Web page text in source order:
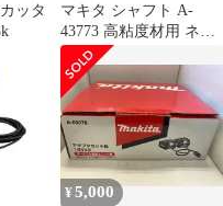
ッタ
マキタ シャフト A-
43773 高粘度材用 ネジ
込み式 M12 カクハン機
用 makita 正規品 純正品
撹拌機 撹拌 かくはん機
かくはん アクセサリ ア
タッチメント 部品 交換
¥5,000